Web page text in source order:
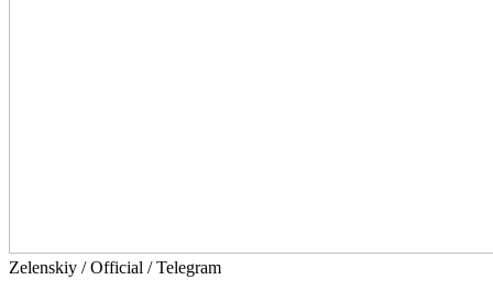
Zеlеnskiу / Оfficiаl / Telegram